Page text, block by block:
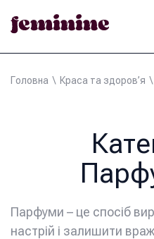
Головна \ Краса та здоров’я \
Парфуми – це спосіб
настрій і залишити